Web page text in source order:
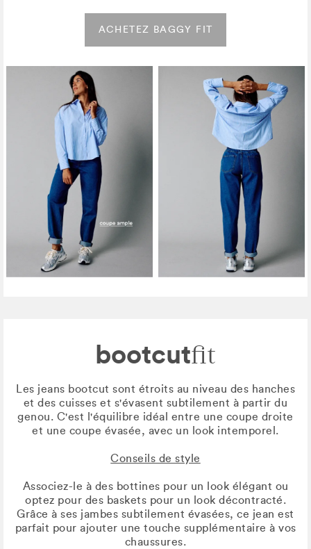
ACHETEZ BAGGY FIT
bootcutfit
Les jeans bootcut sont étroits au niveau des hanches
et des cuisses et s'évasent subtilement à partir du
genou. C'est l'équilibre idéal entre une coupe droite
et une coupe évasée, avec un look intemporel.
Conseils de style
Associez-le à des bottines pour un look élégant ou
optez pour des baskets pour un look décontracté.
Grâce à ses jambes subtilement évasées, ce jean est
parfait pour ajouter une touche supplémentaire à vos
chaussures.